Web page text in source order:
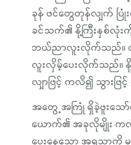
ခုန် ဖင်တွေတုန်လျှက် ပြုံ
ခင်သက်၏ နို့ကြီးနှစ်လုံး
ဘယ်ညာလူးလိုက်သည်။
လူးလှိမ့်ပေးလိုက်သည်။ နို့
လျှာဖြင့် ကလိ၍ သွားဖြ
အတွေ့အကြုံ ရှိခဲ့ဖူးသော်
ယောက်၏ အခုလိုမျိုး က